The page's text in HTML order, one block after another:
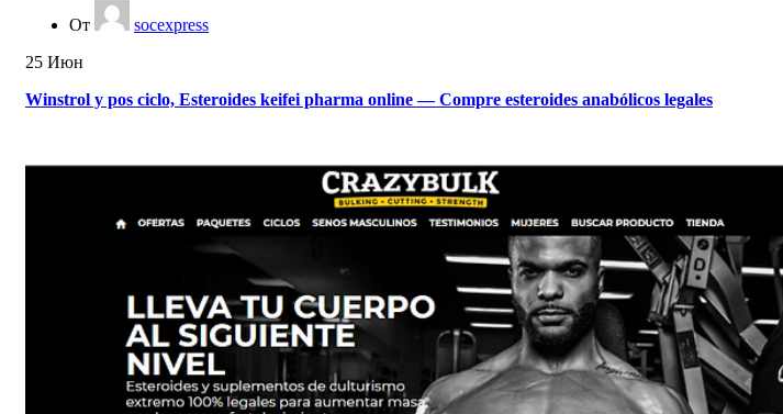
От
socexpress
25 Июн
Winstrol y pos ciclo, Esteroides keifei pharma online — Compre esteroides anabólicos legales